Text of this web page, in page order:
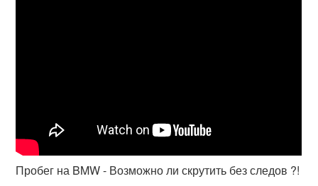
Пробег на BMW - Возможно ли скрутить без следов ?!